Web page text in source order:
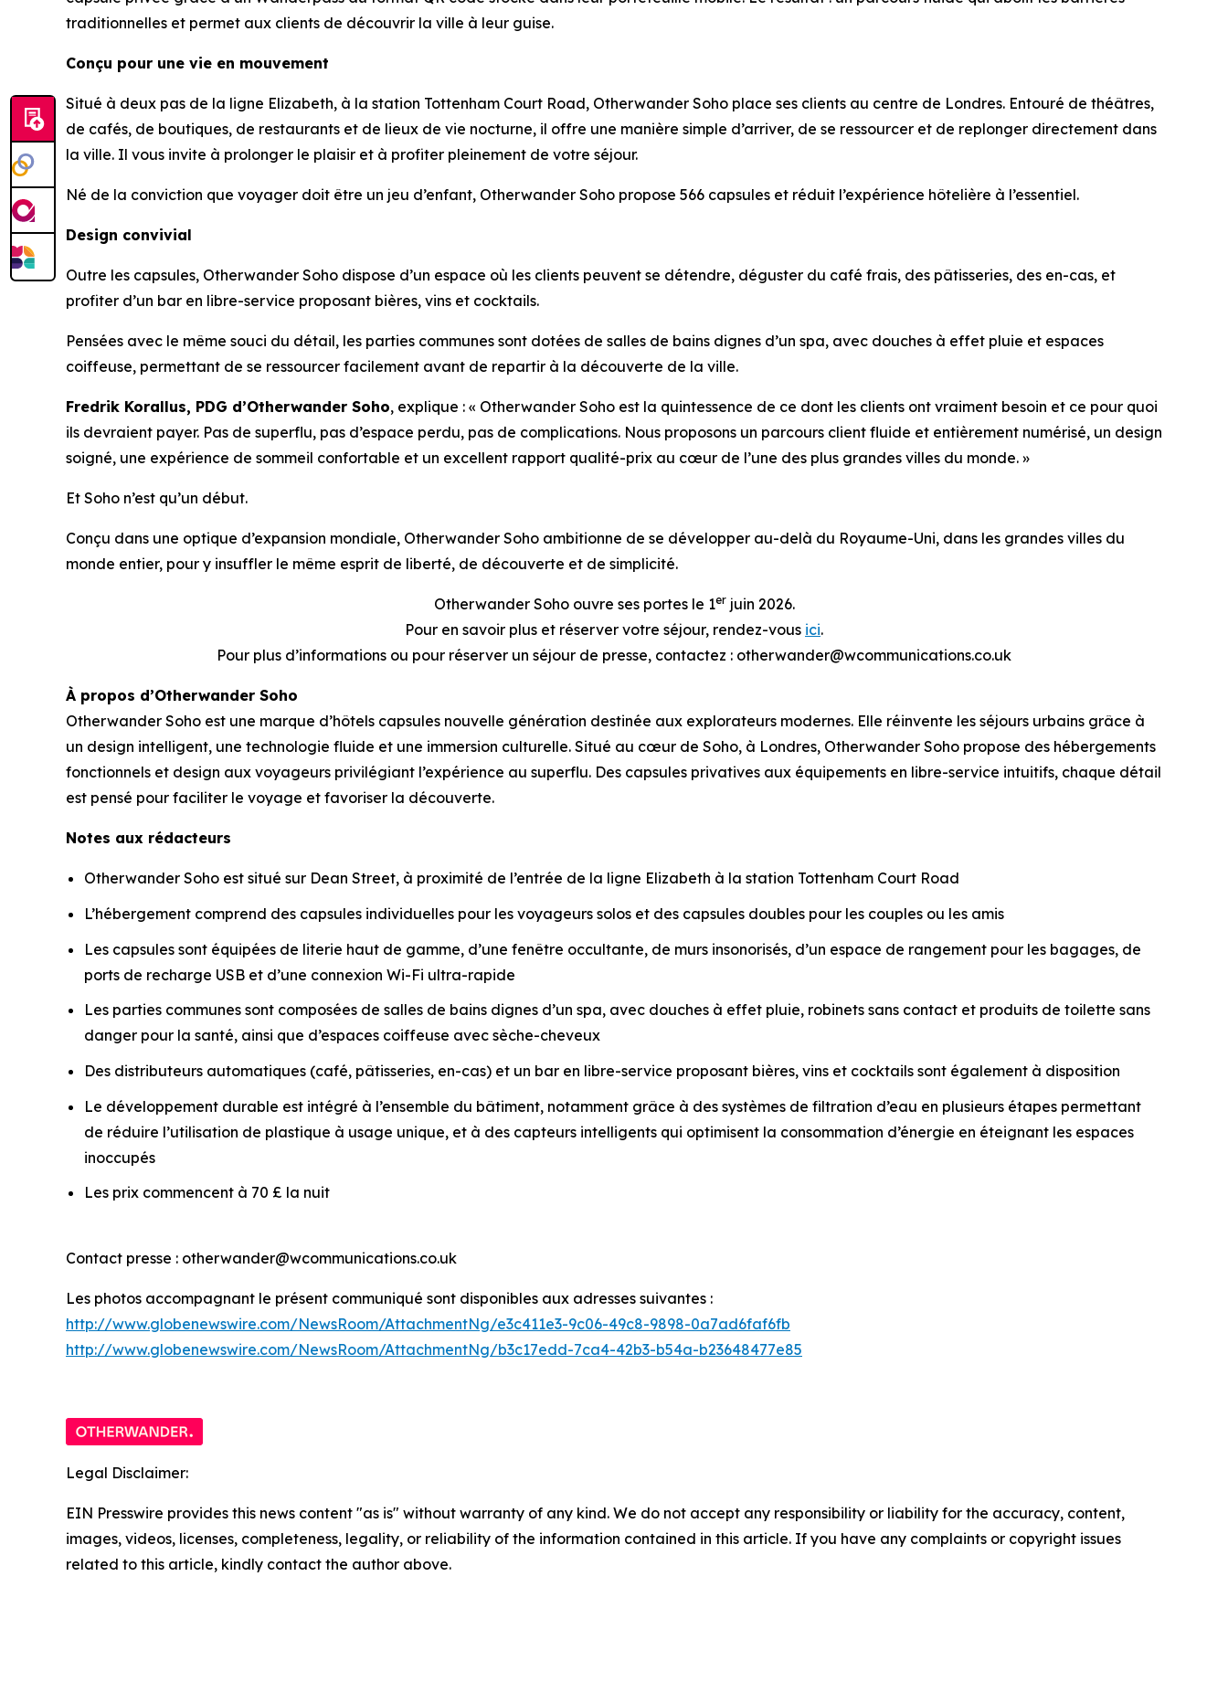
traditionnelles et permet aux clients de découvrir la ville à leur guise.
Conçu pour une vie en mouvement
Situé à deux pas de la ligne Elizabeth, à la station Tottenham Court Road, Otherwander Soho place ses clients au centre de Londres. Entouré de théâtres,
de cafés, de boutiques, de restaurants et de lieux de vie nocturne, il offre une manière simple d’arriver, de se ressourcer et de replonger directement dans
la ville. Il vous invite à prolonger le plaisir et à profiter pleinement de votre séjour.
Né de la conviction que voyager doit être un jeu d’enfant, Otherwander Soho propose 566 capsules et réduit l’expérience hôtelière à l’essentiel.
Design convivial
Outre les capsules, Otherwander Soho dispose d’un espace où les clients peuvent se détendre, déguster du café frais, des pâtisseries, des en-cas, et
profiter d’un bar en libre-service proposant bières, vins et cocktails.
Pensées avec le même souci du détail, les parties communes sont dotées de salles de bains dignes d’un spa, avec douches à effet pluie et espaces
coiffeuse, permettant de se ressourcer facilement avant de repartir à la découverte de la ville.
Fredrik Korallus, PDG d’Otherwander Soho, explique : « Otherwander Soho est la quintessence de ce dont les clients ont vraiment besoin et ce pour quoi
ils devraient payer. Pas de superflu, pas d’espace perdu, pas de complications. Nous proposons un parcours client fluide et entièrement numérisé, un design
soigné, une expérience de sommeil confortable et un excellent rapport qualité-prix au cœur de l’une des plus grandes villes du monde. »
Et Soho n’est qu’un début.
Conçu dans une optique d’expansion mondiale, Otherwander Soho ambitionne de se développer au-delà du Royaume-Uni, dans les grandes villes du
monde entier, pour y insuffler le même esprit de liberté, de découverte et de simplicité.
Otherwander Soho ouvre ses portes le 1erjuin 2026.
Pour en savoir plus et réserver votre séjour, rendez-vous ici.
Pour plus d’informations ou pour réserver un séjour de presse, contactez : otherwander@wcommunications.co.uk
À propos d’Otherwander Soho
Otherwander Soho est une marque d’hôtels capsules nouvelle génération destinée aux explorateurs modernes. Elle réinvente les séjours urbains grâce à
un design intelligent, une technologie fluide et une immersion culturelle. Situé au cœur de Soho, à Londres, Otherwander Soho propose des hébergements
fonctionnels et design aux voyageurs privilégiant l’expérience au superflu. Des capsules privatives aux équipements en libre-service intuitifs, chaque détail
est pensé pour faciliter le voyage et favoriser la découverte.
Notes aux rédacteurs
Otherwander Soho est situé sur Dean Street, à proximité de l’entrée de la ligne Elizabeth à la station Tottenham Court Road
L’hébergement comprend des capsules individuelles pour les voyageurs solos et des capsules doubles pour les couples ou les amis
Les capsules sont équipées de literie haut de gamme, d’une fenêtre occultante, de murs insonorisés, d’un espace de rangement pour les bagages, de
ports de recharge USB et d’une connexion Wi-Fi ultra-rapide
Les parties communes sont composées de salles de bains dignes d’un spa, avec douches à effet pluie, robinets sans contact et produits de toilette sans
danger pour la santé, ainsi que d’espaces coiffeuse avec sèche-cheveux
Des distributeurs automatiques (café, pâtisseries, en-cas) et un bar en libre-service proposant bières, vins et cocktails sont également à disposition
Le développement durable est intégré à l’ensemble du bâtiment, notamment grâce à des systèmes de filtration d’eau en plusieurs étapes permettant
de réduire l’utilisation de plastique à usage unique, et à des capteurs intelligents qui optimisent la consommation d’énergie en éteignant les espaces
inoccupés
Les prix commencent à 70 £ la nuit
Contact presse : otherwander@wcommunications.co.uk
Les photos accompagnant le présent communiqué sont disponibles aux adresses suivantes :
http://www.globenewswire.com/NewsRoom/AttachmentNg/e3c411e3-9c06-49c8-9898-0a7ad6faf6fb
http://www.globenewswire.com/NewsRoom/AttachmentNg/b3c17edd-7ca4-42b3-b54a-b23648477e85
Legal Disclaimer:
EIN Presswire provides this news content "as is" without warranty of any kind. We do not accept any responsibility or liability for the accuracy, content,
images, videos, licenses, completeness, legality, or reliability of the information contained in this article. If you have any complaints or copyright issues
related to this article, kindly contact the author above.